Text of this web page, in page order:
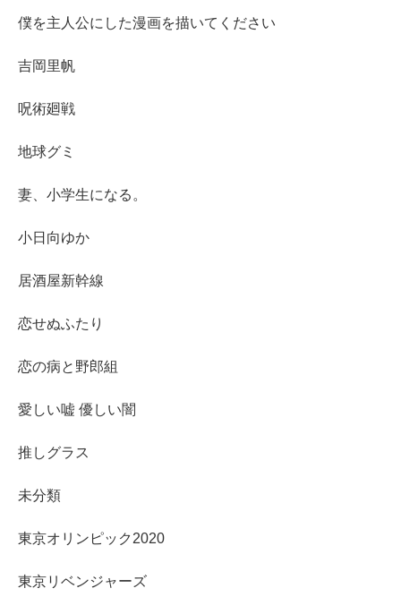
僕を主人公にした漫画を描いてください
吉岡里帆
呪術廻戦
地球グミ
妻、小学生になる。
小日向ゆか
居酒屋新幹線
恋せぬふたり
恋の病と野郎組
愛しい嘘 優しい闇
推しグラス
未分類
東京オリンピック2020
東京リベンジャーズ